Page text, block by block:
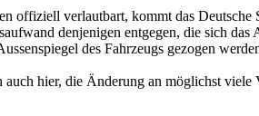
offiziell verlautbart, kommt das
denjenigen entgegen, die sich
des Fahrzeugs gezogen
auch hier, die Änderung an möglichst viele